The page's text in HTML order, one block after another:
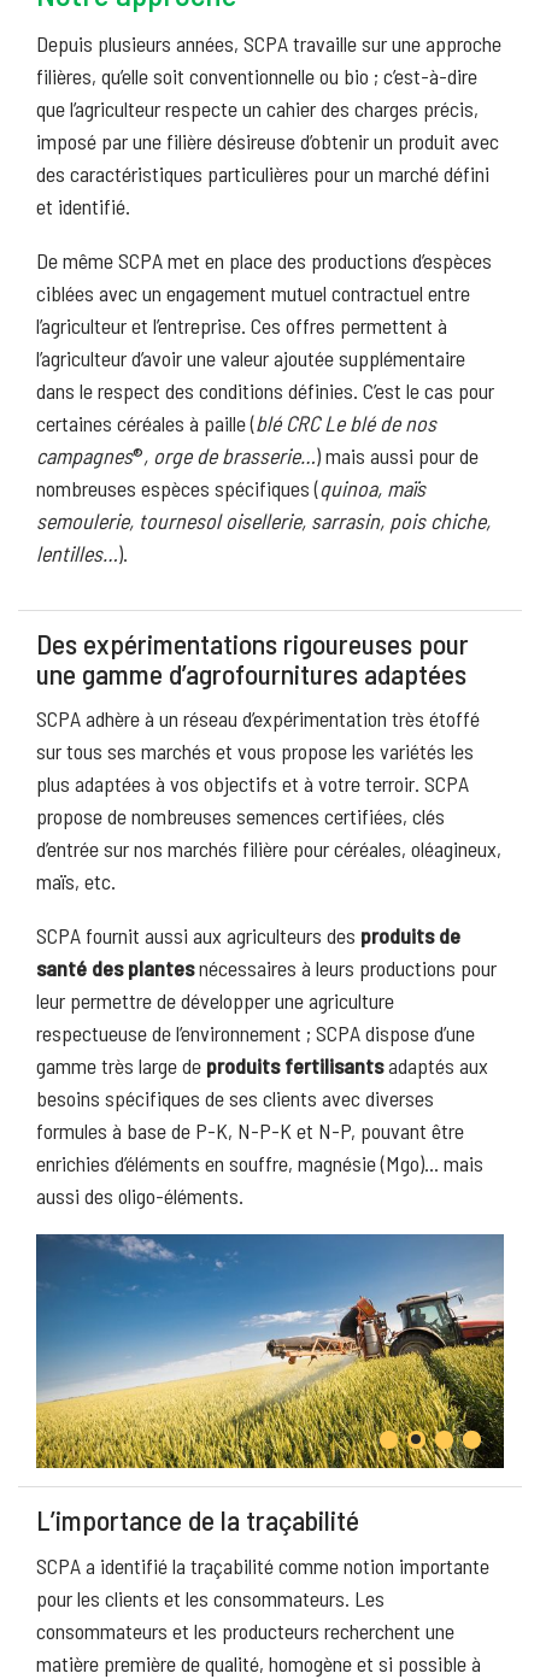
Depuis plusieurs années, SCPA travaille sur une approche
filières, qu’elle soit conventionnelle ou bio ; c’est-à-dire
que l’agriculteur respecte un cahier des charges précis,
imposé par une filière désireuse d’obtenir un produit avec
des caractéristiques particulières pour un marché défini
et identifié.
De même SCPA met en place des productions d’espèces
ciblées avec un engagement mutuel contractuel entre
l’agriculteur et l’entreprise. Ces offres permettent à
l’agriculteur d’avoir une valeur ajoutée supplémentaire
dans le respect des conditions définies. C’est le cas pour
certaines céréales à paille (blé CRC Le blé de nos
campagnes®, orge de brasserie…) mais aussi pour de
nombreuses espèces spécifiques (quinoa, maïs
semoulerie, tournesol oisellerie, sarrasin, pois chiche,
lentilles…).
Des expérimentations rigoureuses pour
une gamme d’agrofournitures adaptées
SCPA adhère à un réseau d’expérimentation très étoffé
sur tous ses marchés et vous propose les variétés les
plus adaptées à vos objectifs et à votre terroir. SCPA
propose de nombreuses semences certifiées, clés
d’entrée sur nos marchés filière pour céréales, oléagineux,
maïs, etc.
SCPA fournit aussi aux agriculteurs des produits de
santé des plantesnécessaires à leurs productions pour
leur permettre de développer une agriculture
respectueuse de l’environnement ; SCPA dispose d’une
gamme très large de produits fertilisantsadaptés aux
besoins spécifiques de ses clients avec diverses
formules à base de P-K, N-P-K et N-P, pouvant être
enrichies d’éléments en souffre, magnésie (Mgo)… mais
aussi des oligo-éléments.
L’importance de la traçabilité
SCPA a identifié la traçabilité comme notion importante
pour les clients et les consommateurs. Les
consommateurs et les producteurs recherchent une
matière première de qualité, homogène et si possible à